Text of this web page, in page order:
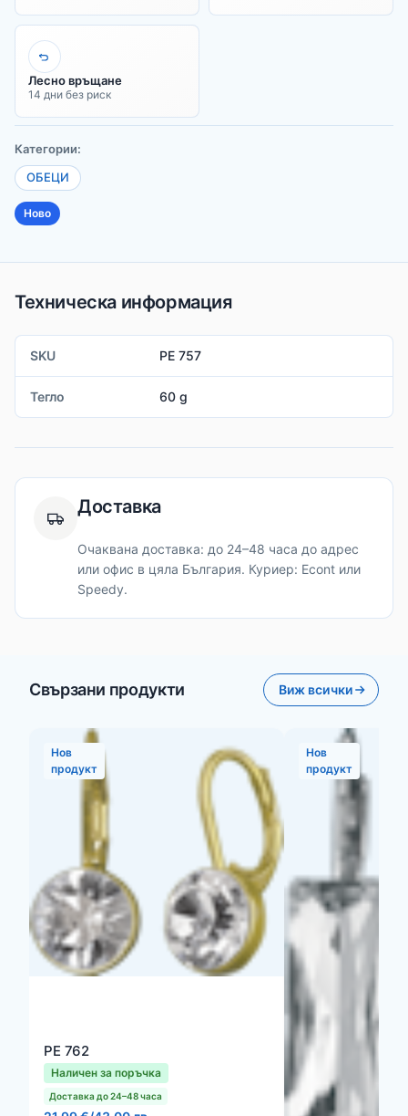
Лесно връщане
14 дни без риск
Категории:
ОБЕЦИ
Ново
Техническа информация
SKU PE 757
Тегло 60 g
Доставка
Очаквана доставка: до 24–48 часа до адрес
или офис в цяла България. Куриер: Econt или
Speedy.
Свързани продукти Виж всички
Нов
продукт
PE 762
Наличен за поръчка
Доставка до 24–48 часа
Нов
продукт